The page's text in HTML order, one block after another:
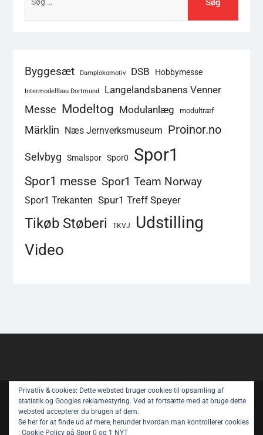
efter:
Byggesæt Damplokomotiv DSB Hobbymesse
Intermodellbau Dortmund
Langelandsbanens Venner
Messe
Modeltog Modulanlæg modultræf
Märklin Næs Jernverksmuseum Proinor.no
Selvbyg Smalspor Spor0 Spor1
Spor1 messe Spor1 Team Norway
Spor1 Trekanten Spur1 Treff Speyer
Tikøb Støberi TKVJ Udstilling
Video
Copyright © All rights reserved.
Spor 1 Nyt – Youtube
Privatlivspolitik
Privatliv & cookies: Dette websted bruger cookies til opsamling af
statistik og Googles reklamestyring. Ved at fortsætte med at bruge dette
websted accepterer du brugen af ​​dem.
Se her for at finde ud af mere, herunder hvordan man kontrollerer cookies
: Cookie Policy på Spor 0 og 1 NYT